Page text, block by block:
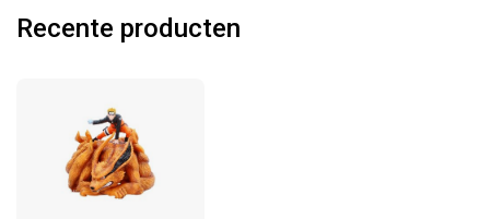
Recente producten